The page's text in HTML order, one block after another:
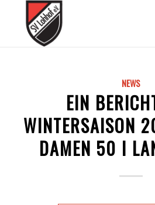
NEWS
EIN
WINTERSAISON
DAMEN 50 I